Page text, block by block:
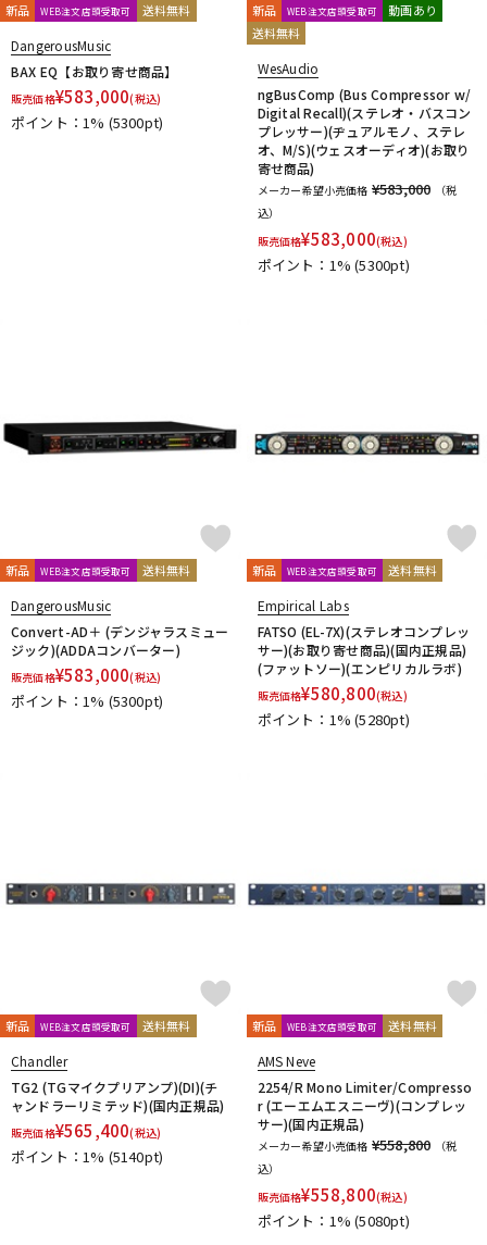
新品 WEB注文店頭受取可 送料無料
DangerousMusic
BAX EQ【お取り寄せ商品】
販売価格¥583,000(税込)
ポイント：1% (5300pt)
新品 WEB注文店頭受取可
動画あり
送料無料
WesAudio
ngBusComp (Bus Compressor w/
Digital Recall)(ステレオ・バスコン
プレッサー)(ヂュアルモノ、ステレ
オ、M/S)(ウェスオーディオ)(お取り
寄せ商品)
メーカー希望小売価格 ¥583,000
（税
込）
販売価格¥583,000(税込)
ポイント：1%(5300pt)
新品 WEB注文店頭受取可 送料無料
DangerousMusic
Convert-AD＋ (デンジャラスミュー
ジック)(ADDAコンバーター)
販売価格¥583,000(税込)
ポイント：1% (5300pt)
新品 WEB注文店頭受取可 送料無料
Empirical Labs
FATSO (EL-7X)(ステレオコンプレッ
サー)(お取り寄せ商品)(国内正規品)
(ファットソー)(エンピリカルラボ)
販売価格¥580,800(税込)
ポイント：1%(5280pt)
新品 WEB注文店頭受取可 送料無料
Chandler
TG2 (TGマイクプリアンプ)(DI)(チ
ャンドラーリミテッド)(国内正規品)
販売価格¥565,400(税込)
ポイント：1% (5140pt)
新品 WEB注文店頭受取可 送料無料
AMS Neve
2254/R Mono Limiter/Compresso
r (エーエムエスニーヴ)(コンプレッ
サー)(国内正規品)
メーカー希望小売価格 ¥558,800
（税
込）
販売価格¥558,800(税込)
ポイント：1%(5080pt)